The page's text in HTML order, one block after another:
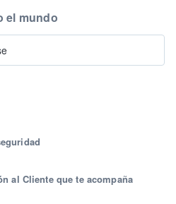
al Cliente que te acompaña
el mundo